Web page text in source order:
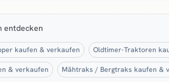
entdecken
kaufen & verkaufen Oldtimer-Traktoren
& verkaufen Mähtraks / Bergtraks kaufen &